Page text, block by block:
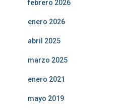
febrero 2026
enero 2026
abril 2025
marzo 2025
enero 2021
mayo 2019